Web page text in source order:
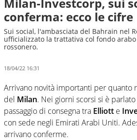
conferma: ecco le cifre
Sui social, l'ambasciata del Bahrain nel
ufficializzato la trattativa col fondo
rossonero.
18/04/22 16:31
Arrivano novità importanti per quanto
del Milan. Nei giorni scorsi si è
passaggio di consegna tra Elliott e
con sede negli Emirati Arabi Uniti.
arrivano conferme.